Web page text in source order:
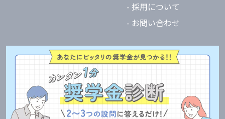
- 採用について
- お問い合わせ